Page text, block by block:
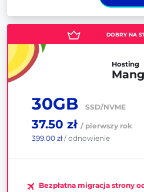
Hosting
30GB SSD/NVME
37.50 zł / pierwszy rok
399.00 zł/ odnowienie
Bezpłatna migracja strony